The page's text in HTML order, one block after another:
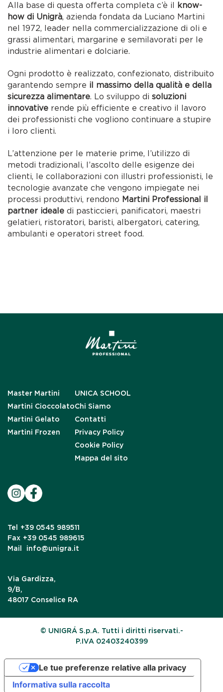
Alla base di questa offerta completa c’è il
know-
how di Unigrà, azienda fondata da Luciano Martini
nel 1972, leader nella commercializzazione di oli e
grassi alimentari, margarine e semilavorati per le
industrie alimentari e dolciarie.
Ogni prodotto è realizzato, confezionato, distribuito
garantendo sempre il massimo della qualità e della
sicurezza alimentare. Lo sviluppo disoluzioni
innovative rende più efficiente e creativo il lavoro
dei professionisti che vogliono continuare a stupire
i loro clienti.
L’attenzione per le materie prime, l’utilizzo di
metodi tradizionali, l’ascolto delle esigenze dei
clienti, le collaborazioni con illustri professionisti, le
tecnologie avanzate che vengono impiegate nei
processi produttivi, rendono Martini Professional il
partner ideale di pasticcieri, panificatori, maestri
gelatieri, ristoratori, baristi, albergatori, catering,
ambulanti e operatori street food.
Master Martini
Martini Cioccolato
Martini Gelato
Martini Frozen
UNICA SCHOOL
Chi Siamo
Contatti
Privacy Policy
Cookie Policy
Mappa del sito
Tel
+39 0545 989511
Fax +39 0545 989615
Mail
info@unigra.it
Via Gardizza,
9/B,
48017 Conselice RA
© UNIGRÁ S.p.A. Tutti i diritti riservati.-
P.IVA 02403240399
Informativa sulla raccolta
Le tue preferenze relative alla privacy